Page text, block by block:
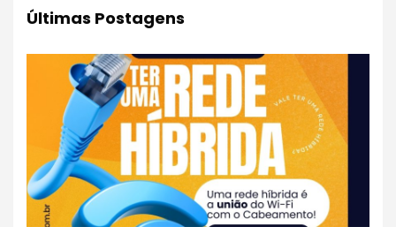
Últimas Postagens